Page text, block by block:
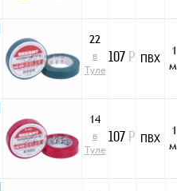
22
в
Туле
107 Р ПВХ
14
в
Туле
107 Р ПВХ